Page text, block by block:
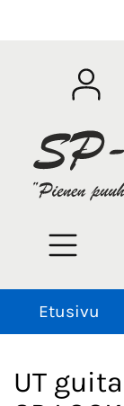
Etusivu
UT